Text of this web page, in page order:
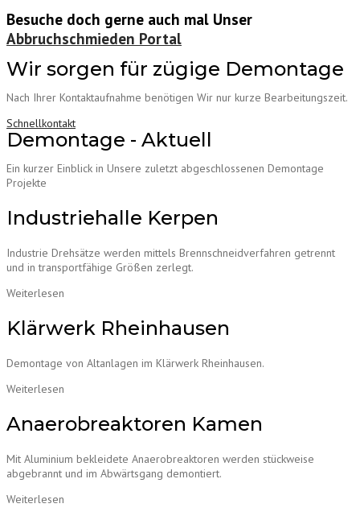
Besuche doch gerne auch mal Unser
Abbruchschmieden Portal
Wir sorgen für zügige Demontage
Nach Ihrer Kontaktaufnahme benötigen Wir nur kurze Bearbeitungszeit.
Schnellkontakt
Demontage - Aktuell
Ein kurzer Einblick in Unsere zuletzt abgeschlossenen Demontage
Projekte
Industriehalle Kerpen
Industrie Drehsätze werden mittels Brennschneidverfahren getrennt
und in transportfähige Größen zerlegt.
Weiterlesen
Klärwerk Rheinhausen
Demontage von Altanlagen im Klärwerk Rheinhausen.
Weiterlesen
Anaerobreaktoren Kamen
Mit Aluminium bekleidete Anaerobreaktoren werden stückweise
abgebrannt und im Abwärtsgang demontiert.
Weiterlesen